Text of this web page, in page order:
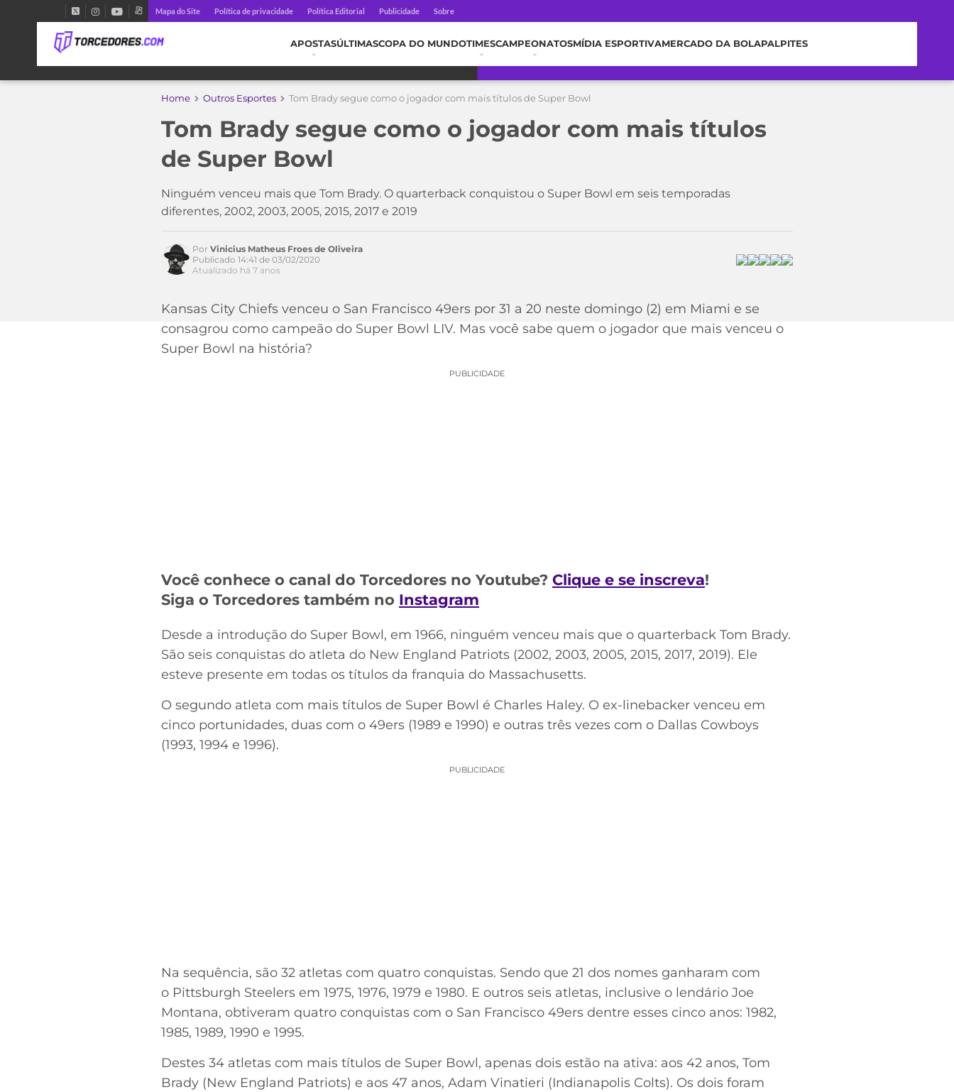
Mapa do Site Política de privacidade Política Editorial Publicidade Sobre
APOSTASÚLTIMASCOPA DO MUNDOTIMESCAMPEONATOSMÍDIA ESPORTIVAMERCADO DA BOLAPALPITES
Home Outros Esportes Tom Brady segue como o jogador com mais títulos de Super Bowl
Tom Brady segue como o jogador com mais títulos
de Super Bowl
Ninguém venceu mais que Tom Brady. O quarterback conquistou o Super Bowl em seis temporadas
diferentes, 2002, 2003, 2005, 2015, 2017 e 2019
Por Vinicius Matheus Froes de Oliveira
Publicado 14:41 de 03/02/2020
Atualizado há 7 anos
Kansas City Chiefs venceu o San Francisco 49ers por 31 a 20 neste domingo (2) em Miami e se
consagrou como campeão do Super Bowl LIV. Mas você sabe quem o jogador que mais venceu o
Super Bowl na história?
PUBLICIDADE
Você conhece o canal do Torcedores no Youtube? Clique e se inscreva!
Siga o Torcedores também no Instagram
Desde a introdução do Super Bowl, em 1966, ninguém venceu mais que o quarterback Tom Brady.
São seis conquistas do atleta do New England Patriots (2002, 2003, 2005, 2015, 2017, 2019). Ele
esteve presente em todas os títulos da franquia do Massachusetts.
O segundo atleta com mais títulos de Super Bowl é Charles Haley. O ex-linebacker venceu em
cinco portunidades, duas com o 49ers (1989 e 1990) e outras três vezes com o Dallas Cowboys
(1993, 1994 e 1996).
PUBLICIDADE
Na sequência, são 32 atletas com quatro conquistas. Sendo que 21 dos nomes ganharam com
o Pittsburgh Steelers em 1975, 1976, 1979 e 1980. E outros seis atletas, inclusive o lendário Joe
Montana, obtiveram quatro conquistas com o San Francisco 49ers dentre esses cinco anos: 1982,
1985, 1989, 1990 e 1995.
Destes 34 atletas com mais títulos de Super Bowl, apenas dois estão na ativa: aos 42 anos, Tom
Brady (New England Patriots) e aos 47 anos, Adam Vinatieri (Indianapolis Colts). Os dois foram